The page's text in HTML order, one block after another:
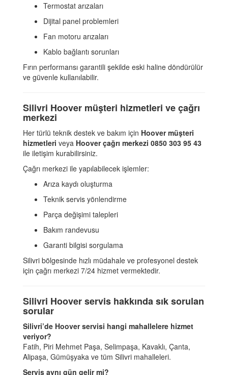
Termostat arızaları
Dijital panel problemleri
Fan motoru arızaları
Kablo bağlantı sorunları
Fırın performansı garantili şekilde eski haline döndürülür
ve güvenle kullanılabilir.
Silivri Hoover müşteri hizmetleri ve çağrı
merkezi
Her türlü teknik destek ve bakım için Hoover müşteri
hizmetleri veya Hoover çağrı merkezi 0850 303 95 43
ile iletişim kurabilirsiniz.
Çağrı merkezi ile yapılabilecek işlemler:
Arıza kaydı oluşturma
Teknik servis yönlendirme
Parça değişimi talepleri
Bakım randevusu
Garanti bilgisi sorgulama
Silivri bölgesinde hızlı müdahale ve profesyonel destek
için çağrı merkezi 7/24 hizmet vermektedir.
Silivri Hoover servis hakkında sık sorulan
sorular
Silivri’de Hoover servisi hangi mahallelere hizmet
veriyor?
Fatih, Piri Mehmet Paşa, Selimpaşa, Kavaklı, Çanta,
Alipaşa, Gümüşyaka ve tüm Silivri mahalleleri.
Servis aynı gün gelir mi?